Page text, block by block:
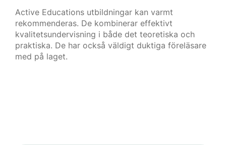
Active Educations utbildningar kan varmt
rekommenderas. De kombinerar effektivt
kvalitetsundervisning i både det teoretiska och
praktiska. De har också väldigt duktiga föreläsare
med på laget.